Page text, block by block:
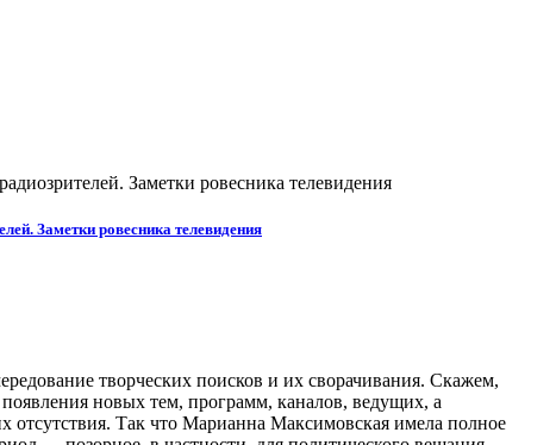
Заметки ровесника телевидения
Заметки ровесника телевидения
творческих поисков и их сворачивания. Скажем,
новых тем, программ, каналов, ведущих, а
отсутствия. Так что Марианна Максимовская имела полное